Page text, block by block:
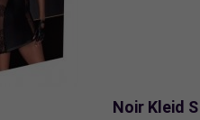
Noir Kleid S